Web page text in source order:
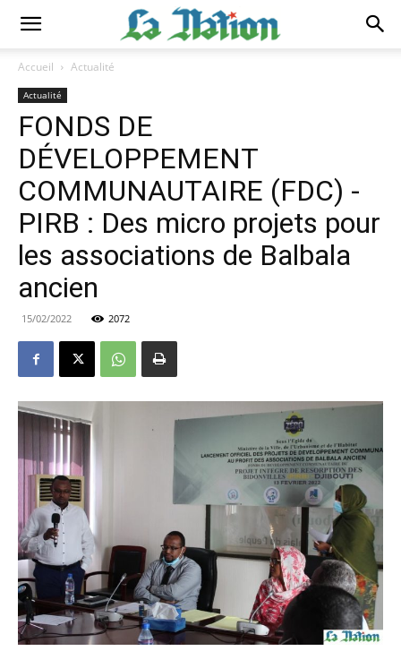
Accueil Actualité
Actualité
FONDS DE
DÉVELOPPEMENT
COMMUNAUTAIRE (FDC) -
PIRB : Des micro projets pour
les associations de Balbala
ancien
15/02/2022 2072